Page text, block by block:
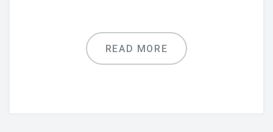
READ MORE